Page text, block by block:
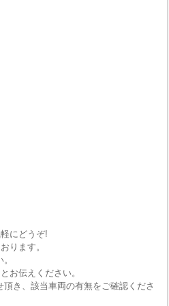
にどうぞ!
ります。
お伝えください。
き、該当車両の有無をご確認くださ